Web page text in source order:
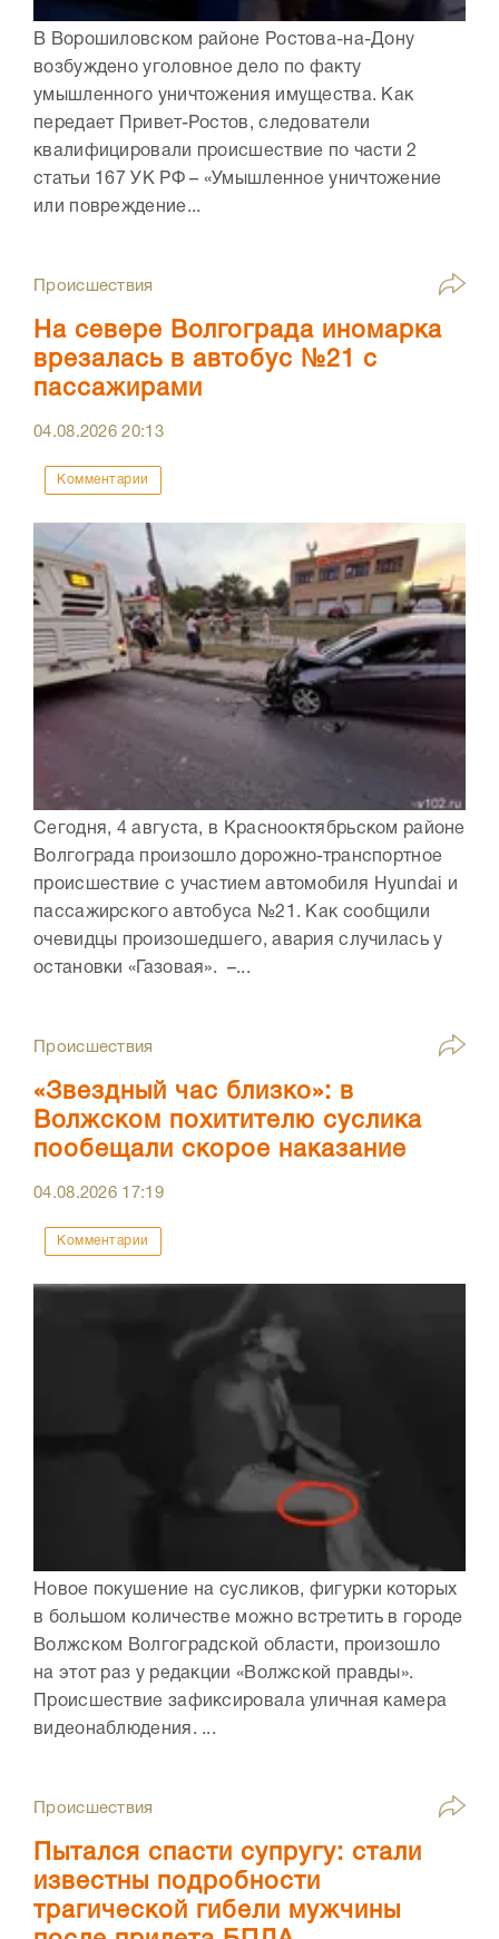
В Ворошиловском районе Ростова-на-Дону
возбуждено уголовное дело по факту
умышленного уничтожения имущества. Как
передает Привет-Ростов, следователи
квалифицировали происшествие по части 2
статьи 167 УК РФ – «Умышленное уничтожение
или повреждение...
Происшествия
На севере Волгограда иномарка
врезалась в автобус №21 с
пассажирами
04.08.202620:13
Комментарии
Сегодня, 4 августа, в Краснооктябрьском районе
Волгограда произошло дорожно-транспортное
происшествие с участием автомобиля Hyundai и
пассажирского автобуса №21. Как сообщили
очевидцы произошедшего, авария случилась у
остановки «Газовая». –...
Происшествия
«Звездный час близко»: в
Волжском похитителю суслика
пообещали скорое наказание
04.08.2026 17:19
Комментарии
Новое покушение на сусликов, фигурки которых
в большом количестве можно встретить в городе
Волжском Волгоградской области, произошло
на этот раз у редакции «Волжской правды».
Происшествие зафиксировала уличная камера
видеонаблюдения. ...
Происшествия
Пытался спасти супругу: стали
известны подробности
трагической гибели мужчины